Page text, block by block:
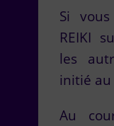
Si
REIKI
les
initié au
Au